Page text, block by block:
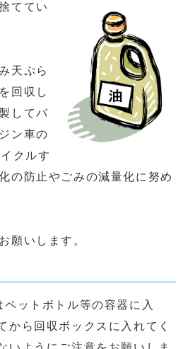
ててい
天ぷら
回収し
してバ
ン車の
クルす
の防止やごみの減量化に努め
願いします。
ットボトル等の容器に入
から回収ボックスに入れてく